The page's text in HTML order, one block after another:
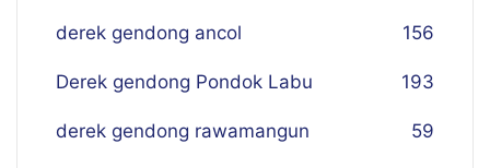
derek gendong ancol 156
Derek gendong Pondok Labu 193
derek gendong rawamangun 59